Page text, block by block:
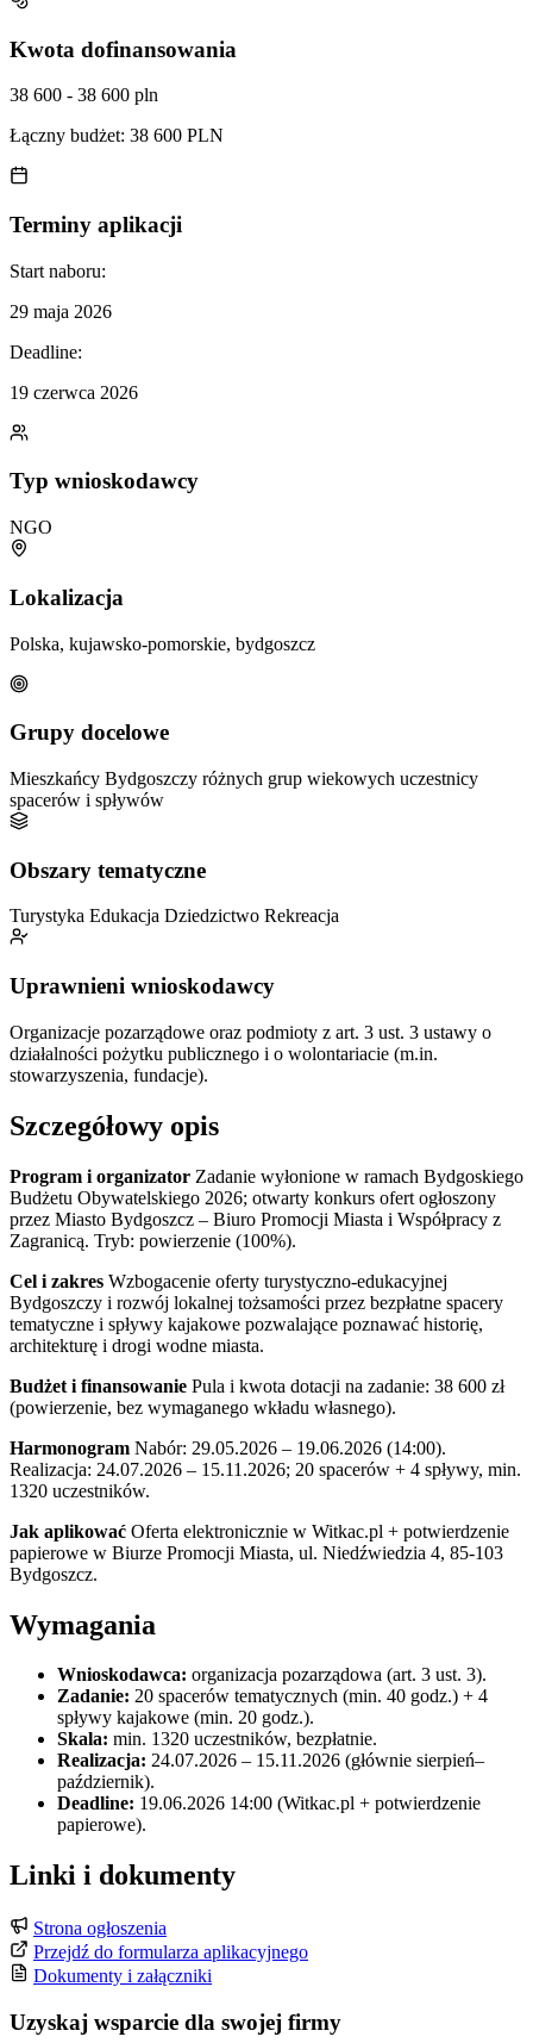
Kwota dofinansowania
38 600 - 38 600 pln
Łączny budżet: 38 600 PLN
Terminy aplikacji
Start naboru:
29 maja 2026
Deadline:
19 czerwca 2026
Typ wnioskodawcy
NGO
Lokalizacja
Polska, kujawsko-pomorskie, bydgoszcz
Grupy docelowe
Mieszkańcy Bydgoszczy różnych grup wiekowych uczestnicy
spacerów i spływów
Obszary tematyczne
Turystyka Edukacja Dziedzictwo Rekreacja
Uprawnieni wnioskodawcy
Organizacje pozarządowe oraz podmioty z art. 3 ust. 3 ustawy o
działalności pożytku publicznego i o wolontariacie (m.in.
stowarzyszenia, fundacje).
Szczegółowy opis
Program i organizator Zadanie wyłonione w ramach Bydgoskiego
Budżetu Obywatelskiego 2026; otwarty konkurs ofert ogłoszony
przez Miasto Bydgoszcz – Biuro Promocji Miasta i Współpracy z
Zagranicą. Tryb: powierzenie (100%).
Cel i zakres Wzbogacenie oferty turystyczno-edukacyjnej
Bydgoszczy i rozwój lokalnej tożsamości przez bezpłatne spacery
tematyczne i spływy kajakowe pozwalające poznawać historię,
architekturę i drogi wodne miasta.
Budżet i finansowanie Pula i kwota dotacji na zadanie: 38 600 zł
(powierzenie, bez wymaganego wkładu własnego).
Harmonogram Nabór: 29.05.2026 – 19.06.2026 (14:00).
Realizacja: 24.07.2026 – 15.11.2026; 20 spacerów + 4 spływy, min.
1320 uczestników.
Jak aplikować Oferta elektronicznie w Witkac.pl + potwierdzenie
papierowe w Biurze Promocji Miasta, ul. Niedźwiedzia 4, 85-103
Bydgoszcz.
Wymagania
Wnioskodawca: organizacja pozarządowa (art. 3 ust. 3).
Zadanie: 20 spacerów tematycznych (min. 40 godz.) + 4
spływy kajakowe (min. 20 godz.).
Skala: min. 1320 uczestników, bezpłatnie.
Realizacja: 24.07.2026 – 15.11.2026 (głównie sierpień–
październik).
Deadline: 19.06.2026 14:00 (Witkac.pl + potwierdzenie
papierowe).
Linki i dokumenty
Strona ogłoszenia
Przejdź do formularza aplikacyjnego
Dokumenty i załączniki
Uzyskaj wsparcie dla swojej firmy